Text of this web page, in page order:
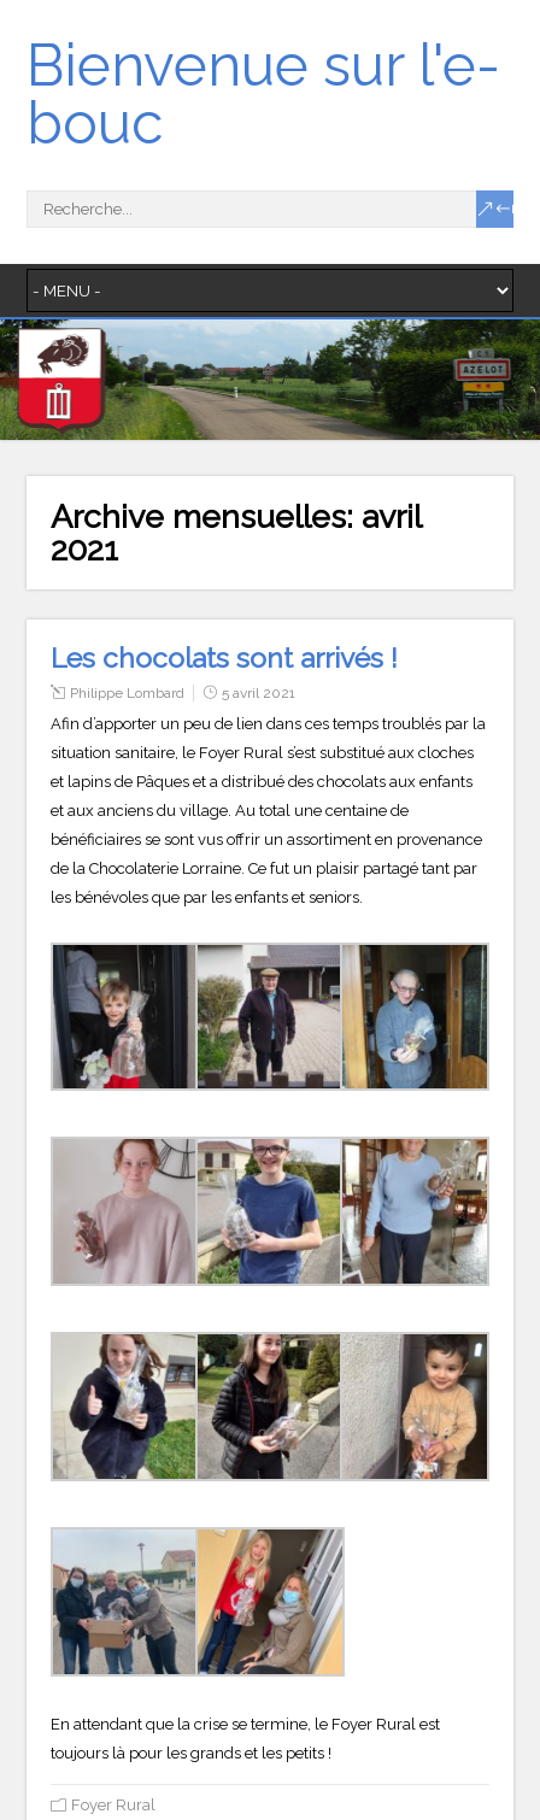
Bienvenue sur l'e-
bouc
Archive mensuelles: avril
2021
Les chocolats sont arrivés !
Philippe Lombard 5 avril 2021
Afin d’apporter un peu de lien dans ces temps troublés par la
situation sanitaire, le Foyer Rural s’est substitué aux cloches
et lapins de Pâques et a distribué des chocolats aux enfants
et aux anciens du village. Au total une centaine de
bénéficiaires se sont vus offrir un assortiment en provenance
de la Chocolaterie Lorraine. Ce fut un plaisir partagé tant par
les bénévoles que par les enfants et seniors.
En attendant que la crise se termine, le Foyer Rural est
toujours là pour les grands et les petits !
Foyer Rural